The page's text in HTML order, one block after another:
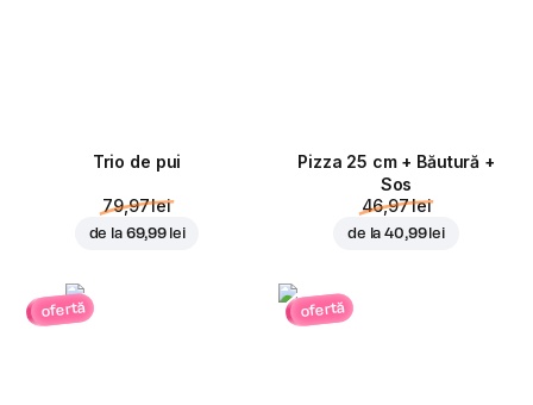
Trio de pui
79,97 lei
de la 69,99 lei
Pizza 25 cm + Băutură +
Sos
46,97 lei
de la40,99 lei
ofertă ofertă